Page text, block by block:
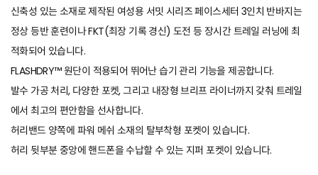
신축성 있는 소재로 제작된 여성용 서밋 시리즈 페이스세터 3인치 반바지는
정상 등반 훈련이나 FKT(최장 기록 경신) 도전 등 장시간 트레일 러닝에 최
적화되어 있습니다.
FLASHDRY™ 원단이 적용되어 뛰어난 습기 관리 기능을 제공합니다.
발수 가공 처리, 다양한 포켓, 그리고 내장형 브리프 라이너까지 갖춰 트레일
에서 최고의 편안함을 선사합니다.
허리밴드 양쪽에 파워 메쉬 소재의 탈부착형 포켓이 있습니다.
허리 뒷부분 중앙에 핸드폰을 수납할 수 있는 지퍼 포켓이 있습니다.